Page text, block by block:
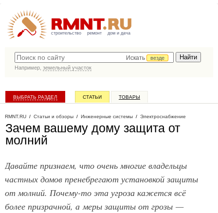
строительство ремонт дом и дача
Искать
везде
Например, земельный участок
ВЫБРАТЬ РАЗДЕЛ СТАТЬИ ТОВАРЫ
RMNT.RU / Статьи и обзоры / Инженерные системы / Электроснабжение
Зачем вашему дому защита от
молний
Давайте признаем, что очень многие владельцы
частных домов пренебрегают установкой защиты
от молний. Почему-то эта угроза кажется всё
более призрачной, а меры защиты от грозы —